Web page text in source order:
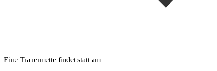
Eine Trauermette findet statt am